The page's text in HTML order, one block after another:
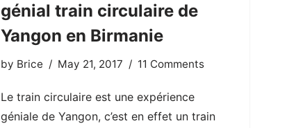
génial train circulaire de
Yangon en Birmanie
by Brice May 21, 2017 11 Comments
Le train circulaire est une expérience
géniale de Yangon, c’est en effet un train